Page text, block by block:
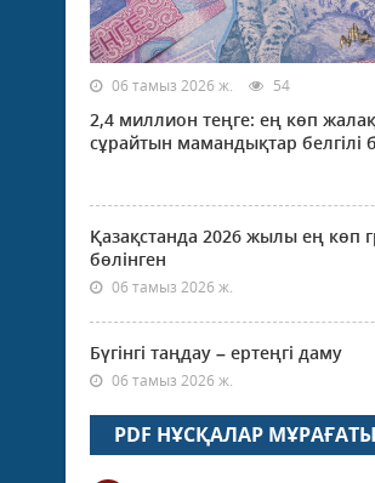
06 тамыз 2026 ж. 54
2,4 миллион теңге: ең көп
сұрайтын мамандықтар белгілі
Қазақстанда 2026 жылы ең көп
бөлінген
06 тамыз 2026 ж.
Бүгінгі таңдау – ертеңгі даму
06 тамыз 2026 ж.
PDF НҰСҚАЛАР МҰРАҒАТЫ